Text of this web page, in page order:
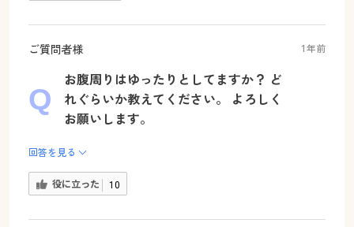
ご質問者様 1年前
お腹周りはゆったりとしてますか？ ど
れぐらいか教えてください。 よろしく
お願いします。
回答を見る
役に立った 10